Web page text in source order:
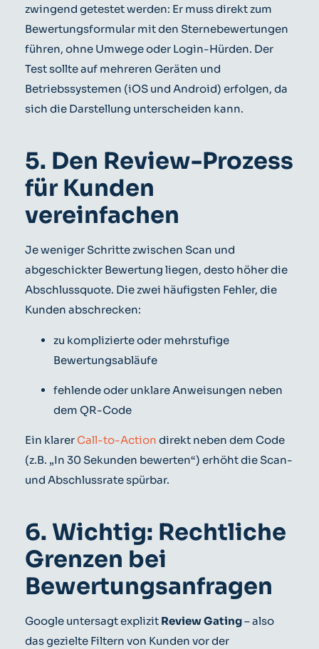
zwingend getestet werden: Er muss direkt zum
Bewertungsformular mit den Sternebewertungen
führen, ohne Umwege oder Login-Hürden. Der
Test sollte auf mehreren Geräten und
Betriebssystemen (iOS und Android) erfolgen, da
sich die Darstellung unterscheiden kann.
5. Den Review-Prozess
für Kunden
vereinfachen
Je weniger Schritte zwischen Scan und
abgeschickter Bewertung liegen, desto höher die
Abschlussquote. Die zwei häufigsten Fehler, die
Kunden abschrecken:
zu komplizierte oder mehrstufige
Bewertungsabläufe
fehlende oder unklare Anweisungen neben
dem QR-Code
Ein klarerCall-to-Action direkt neben dem Code
(z.B. „In 30 Sekunden bewerten“) erhöht die Scan-
und Abschlussrate spürbar.
6. Wichtig: Rechtliche
Grenzen bei
Bewertungsanfragen
Google untersagt explizit Review Gating– also
das gezielte Filtern von Kunden vor der